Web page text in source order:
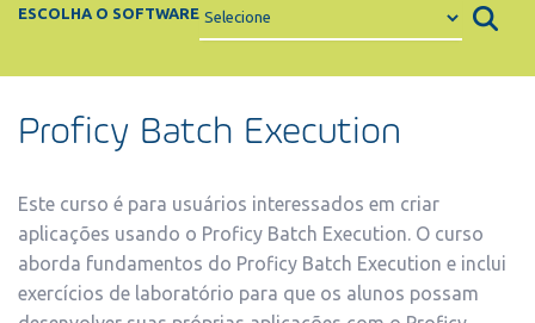
ESCOLHA O SOFTWARE
Proficy Batch Execution
Este curso é para usuários interessados em criar
aplicações usando o Proficy Batch Execution. O curso
aborda fundamentos do Proficy Batch Execution e inclui
exercícios de laboratório para que os alunos possam